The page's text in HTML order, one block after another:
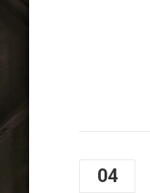
04